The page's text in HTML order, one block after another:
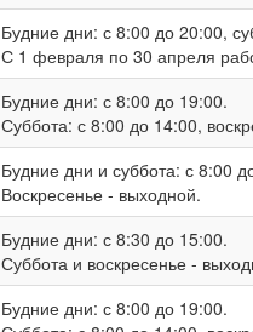
Будние дни: с 8:00 до 20:00,
С 1 февраля по 30 апреля
Будние дни: с 8:00 до 19:00.
Суббота: с 8:00 до 14:00,
Будние дни и суббота: с 8:00
Воскресенье - выходной.
Будние дни: с 8:30 до 15:00.
Суббота и воскресенье -
Будние дни: с 8:00 до 19:00.